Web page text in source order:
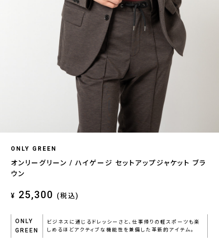
ONLY GREEN
オンリーグリーン / ハイゲージ セットアップジャケット ブラ
ウン
¥ 25,300 (税込)
ONLY
GREEN
ビジネスに通じるドレッシーさと、仕事帰りの軽スポーツも楽
しめるほどアクティブな機能性を兼備した革新的アイテム。